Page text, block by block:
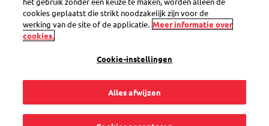
zending een pakje en
geen brief meer?
Je zending wordt automatisch een pakje als ze minstens een
cookies geplaatst die strikt noodzakelijk zijn voor de
werking van de site of de applicatie. Meer informatie over
cookies.
Cookie-instellingen
Alles afwijzen